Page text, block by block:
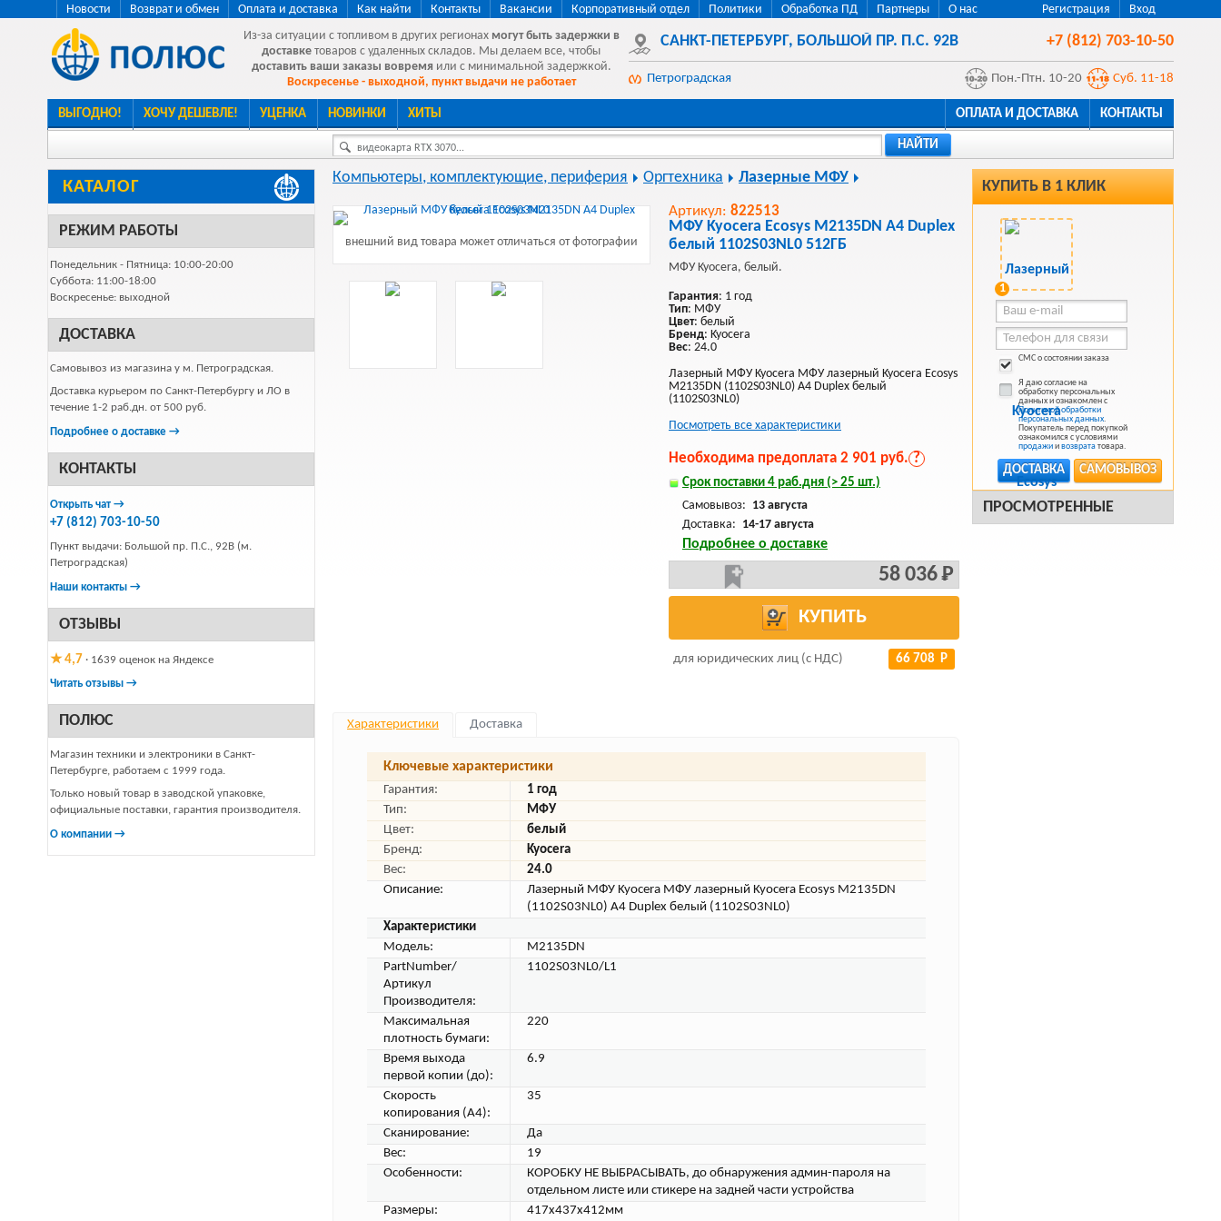
Регистрация Вход
Новости Возврат и обмен Оплата и доставка Как найти Контакты Вакансии Корпоративный отдел Политики Обработка ПД Партнеры
О нас
Из-за ситуации с топливом в других регионах могут быть задержки в
доставке товаров с удаленных складов. Мы делаем все, чтобы
доставить ваши заказы вовремя или с минимальной задержкой.
Воскресенье - выходной, пункт выдачи не работает
САНКТ-ПЕТЕРБУРГ, БОЛЬШОЙ ПР. П.С. 92В +7 (812) 703-10-50
Петроградская Пон.-Птн. 10-20 Суб. 11-18
ВЫГОДНО! ХОЧУ ДЕШЕВЛЕ! УЦЕНКА НОВИНКИ ХИТЫ ОПЛАТА И ДОСТАВКА КОНТАКТЫ
видеокарта RTX 3070... НАЙТИ
КАТАЛОГ
РЕЖИМ РАБОТЫ
Понедельник - Пятница: 10:00-20:00
Суббота: 11:00-18:00
Воскресенье: выходной
ДОСТАВКА
Самовывоз из магазина у м. Петроградская.
Доставка курьером по Санкт-Петербургу и ЛО в
течение 1-2 раб.дн. от 500 руб.
Подробнее о доставке →
КОНТАКТЫ
Открыть чат →
+7 (812) 703-10-50
Пункт выдачи: Большой пр. П.С., 92В (м.
Петроградская)
Наши контакты →
ОТЗЫВЫ
★ 4,7 · 1639 оценок на Яндексе
Читать отзывы →
ПОЛЮС
Магазин техники и электроники в Санкт-
Петербурге, работаем с 1999 года.
Только новый товар в заводской упаковке,
официальные поставки, гарантия производителя.
О компании →
КУПИТЬ В 1 КЛИК
1
СМС о состоянии заказа
Я даю согласие на
обработку персональных
данных и ознакомлен с
Политикой обработки
персональных данных.
Покупатель перед покупкой
ознакомился с условиями
продажиивозврататовара.
САМОВЫВОЗ
ДОСТАВКА
ПРОСМОТРЕННЫЕ
Компьютеры, комплектующие, периферия Оргтехника Лазерные МФУ
внешний вид товара может отличаться от фотографии
Артикул: 822513
МФУ Kyocera Ecosys M2135DN A4 Duplex
белый 1102S03NL0 512ГБ
МФУ Kyocera, белый.
Гарантия: 1 год
Тип: МФУ
Цвет: белый
Бренд: Kyocera
Вес: 24.0
Лазерный МФУ Kyocera МФУ лазерный Kyocera Ecosys
M2135DN (1102S03NL0) A4 Duplex белый
(1102S03NL0)
Посмотреть все характеристики
Необходима предоплата 2 901 руб. ?
Срок поставки 4 раб.дня (> 25 шт.)
Самовывоз: 13 августа
Доставка: 14-17 августа
Подробнее о доставке
58 036 Р
КУПИТЬ
для юридических лиц (с НДС) 66 708 Р
Характеристики Доставка
Ключевые характеристики
Гарантия:
1 год
Тип:
МФУ
Цвет:
белый
Бренд:
Kyocera
Вес:
24.0
Описание:
Лазерный МФУ Kyocera МФУ лазерный Kyocera Ecosys M2135DN
(1102S03NL0) A4 Duplex белый (1102S03NL0)
Характеристики
Модель:
M2135DN
PartNumber/
Артикул
Производителя:
1102S03NL0/L1
Максимальная
плотность бумаги:
220
Время выхода
первой копии (до):
6.9
Скорость
копирования (А4):
35
Сканирование:
Да
Вес:
19
Особенности:
КОРОБКУ НЕ ВЫБРАСЫВАТЬ, до обнаружения админ-пароля на
отдельном листе или стикере на задней части устройства
Размеры:
417x437x412мм